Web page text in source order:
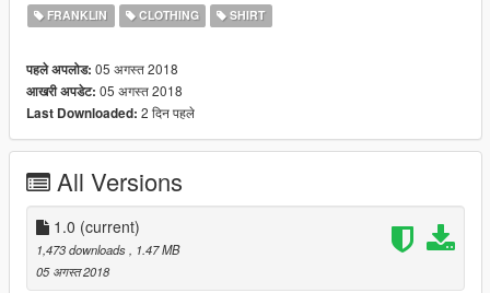
FRANKLIN CLOTHING SHIRT
पहले अपलोड: 05 अगस्त 2018
आखरी अपडेट: 05 अगस्त 2018
Last Downloaded: 2 दिन पहले
All Versions
1.0 (current)
1,473 downloads, 1.47 MB
05 अगस्त 2018